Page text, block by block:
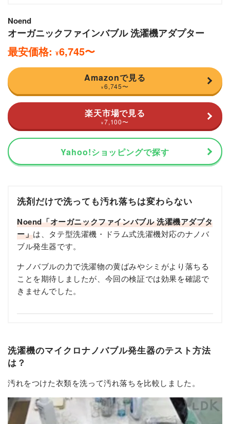
Noend
オーガニックファインバブル 洗濯機アダプター
最安価格: ¥6,745〜
Amazonで見る
¥ 6,745〜
楽天市場で見る
¥ 7,100〜
Yahoo!ショッピングで探す
洗剤だけで洗っても汚れ落ちは変わらない
Noend「オーガニックファインバブル 洗濯機アダプタ
ー」は、タテ型洗濯機・ドラム式洗濯機対応のナノバ
ブル発生器です。
ナノバブルの力で洗濯物の黄ばみやシミがより落ちる
ことを期待しましたが、今回の検証では効果を確認で
きませんでした。
洗濯機のマイクロナノバブル発生器のテスト方法
は？
汚れをつけた衣類を洗って汚れ落ちを比較しました。